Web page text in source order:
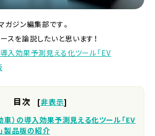
ガジン編集部です。
スを論説したいと思います！
入効果予測見える化ツール「EV
目次 [非表示]
車）の導入効果予測見える化ツール「EV
品版の紹介